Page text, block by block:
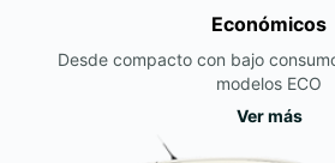
Económicos
Desde compacto con bajo
modelos ECO
Ver más